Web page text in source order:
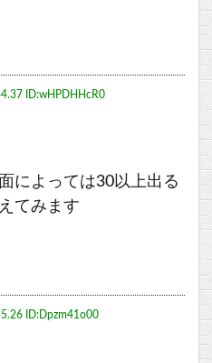
ID:wHPDHHcR0
によっては30以上出る
てみます
ID:Dpzm41o00